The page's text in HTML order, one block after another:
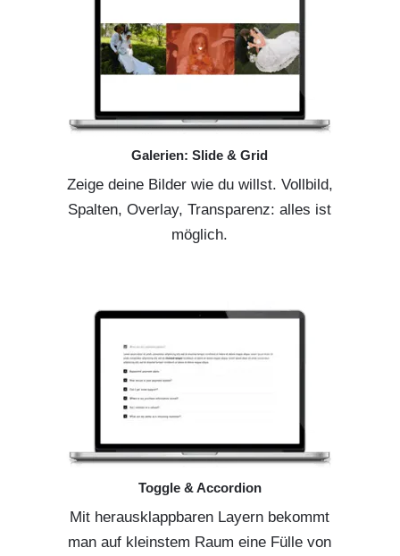
Galerien: Slide & Grid
Zeige deine Bilder wie du willst. Vollbild,
Spalten, Overlay, Transparenz: alles ist
möglich.
Toggle & Accordion
Mit herausklappbaren Layern bekommt
man auf kleinstem Raum eine Fülle von